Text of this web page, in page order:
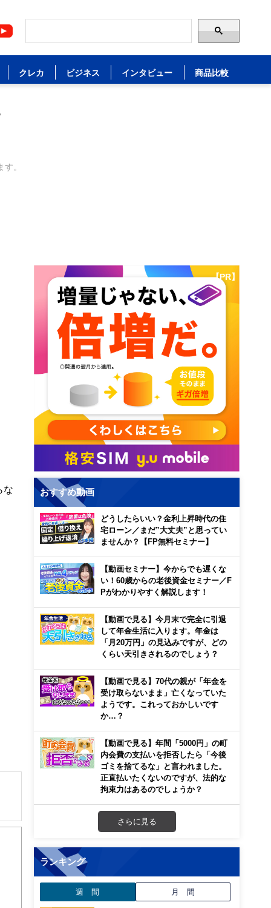
クレカ ビジネス インタビュー 商品比較
。
な
き
【PR】
おすすめ動画
どうしたらいい？金利上昇時代の住
宅ローン／まだ”大丈夫”と思ってい
ませんか？【FP無料セミナー】
【動画セミナー】今からでも遅くな
い！60歳からの老後資金セミナー／F
Pがわかりやすく解説します！
【動画で見る】今月末で完全に引退
して年金生活に入ります。年金は
「月20万円」の見込みですが、どの
くらい天引きされるのでしょう？
【動画で見る】70代の親が「年金を
受け取らないまま」亡くなっていた
ようです。これっておかしいです
か…？
【動画で見る】年間「5000円」の町
内会費の支払いを拒否したら「今後
ゴミを捨てるな」と言われました。
正直払いたくないのですが、法的な
拘束力はあるのでしょうか？
さらに見る
ランキング
週 間 月 間